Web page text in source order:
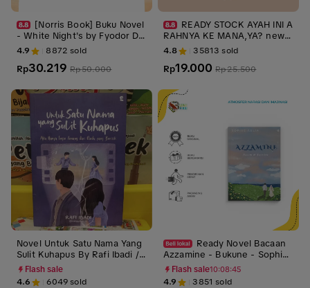
[Norris Book] Buku Novel
- White Night's by Fyodor Do
stoyevsky
4.9 8872 sold
Rp30.219 Rp50.000
Novel Untuk Satu Nama Yang
Sulit Kuhapus By Rafi Ibadi //
Kertas Kuning Bookpaper
Flash sale
4.6 6049sold
READY STOCK AYAH INI A
RAHNYA KE MANA,YA? new s
oft cover
4.8 35813 sold
Rp19.000 Rp25.500
Ready Novel Bacaan
Azzamine - Bukune - Sophie
Aulia - Bumi Fiksi
Flash sale10:08:44
4.9 3851 sold